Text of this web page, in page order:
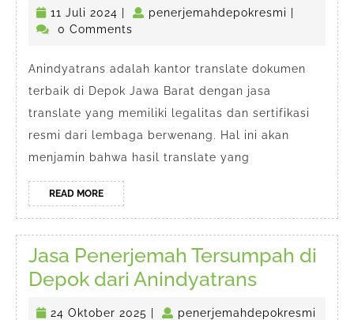
di
Depok
Jawa
Barat
11 Juli 2024 11
Juli
penerjemahdepokresmi
0 Comments
Anindyatrans adalah kantor translate dokumen
terbaik di Depok Jawa Barat dengan jasa
translate yang memiliki legalitas dan sertifikasi
resmi dari lembaga berwenang. Hal ini akan
menjamin bahwa hasil translate yang
READ MOREREAD
MORE
Jasa Penerjemah Tersumpah di
Depok dari AnindyatransJasa
24 Oktober 2025 24
penerjemahdepokresmi